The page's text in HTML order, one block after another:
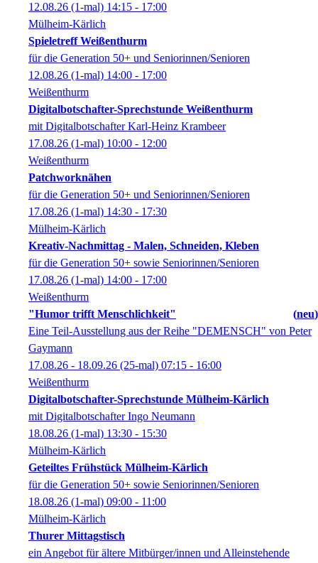
12.08.26 (1-mal) 14:15 - 17:00
Mülheim-Kärlich
Spieletreff Weißenthurm
für die Generation 50+ und Seniorinnen/Senioren
12.08.26 (1-mal) 14:00 - 17:00
Weißenthurm
Digitalbotschafter-Sprechstunde Weißenthurm
mit Digitalbotschafter Karl-Heinz Krambeer
17.08.26 (1-mal) 10:00 - 12:00
Weißenthurm
Patchworknähen
für die Generation 50+ und Seniorinnen/Senioren
17.08.26 (1-mal) 14:30 - 17:30
Mülheim-Kärlich
Kreativ-Nachmittag - Malen, Schneiden, Kleben
für die Generation 50+ sowie Seniorinnen/Senioren
17.08.26 (1-mal) 14:00 - 17:00
Weißenthurm
"Humor trifft Menschlichkeit"
neu
Eine Teil-Ausstellung aus der Reihe "DEMENSCH" von Peter
Gaymann
17.08.26 - 18.09.26 (25-mal) 07:15 - 16:00
Weißenthurm
Digitalbotschafter-Sprechstunde Mülheim-Kärlich
mit Digitalbotschafter Ingo Neumann
18.08.26 (1-mal) 13:30 - 15:30
Mülheim-Kärlich
Geteiltes Frühstück Mülheim-Kärlich
für die Generation 50+ sowie Seniorinnen/Senioren
18.08.26 (1-mal) 09:00 - 11:00
Mülheim-Kärlich
Thurer Mittagstisch
ein Angebot für ältere Mitbürger/innen und Alleinstehende